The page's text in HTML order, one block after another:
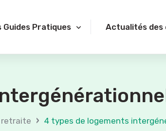
Guides Pratiques Actualités des
retraite › 4 types de logements